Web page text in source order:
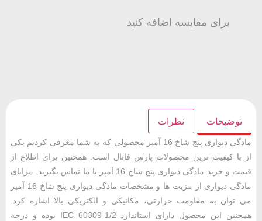
برای مقایسه اضافه کنید
توضیحات نظرات
مادگی دیواری پنج شاخ 16 آمپر محصولی که به شما معرفی کردیم یکی
از با کیفیت ترین محصولات پارس فانال است. همچنین برای اطلاع از
قیمت و خرید مادگی دیواری پنج شاخ 16 آمپر با ما تماس بگیرید. مزایای
مادگی دیواری از مزیت ها و مشخصات مادگی دیواری پنج شاخ 16 آمپر
می توان به مقاومت حرارتی، مکانیکی و الکتریکی بالا اشاره کرد.
همجنین این محصول دارای استاندارد IEC 60309-1/2 بوده و درجه